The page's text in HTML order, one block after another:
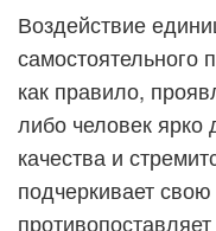
Воздействие
самостоятельного
как правило,
либо человек ярко
качества и
подчеркивает